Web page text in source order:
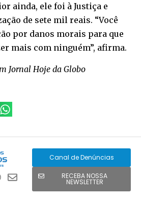
ainda, ele foi à Justiça e
de sete mil reais. “Você
por danos morais para que
mais com ninguém”, afirma.
Jornal Hoje da Globo
Canal de Denúncias
RECEBA NOSSA
NEWSLETTER